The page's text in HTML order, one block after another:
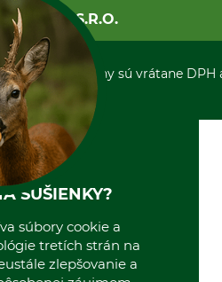
Ochrana osobnych udajov
Otváracie hodiny
Zrušenie objednávky
Dobierka
Platba vopred
Sepa-inkaso
Osobný odber
GRUBE S.R.O.
O nás
Predajňa
Kolektív GRUBE
Naše pobočky v Európe
*Všetky ceny sú vrátane DPH
SUŠIENKY?
súbory cookie a
tretích strán na
zlepšovanie a